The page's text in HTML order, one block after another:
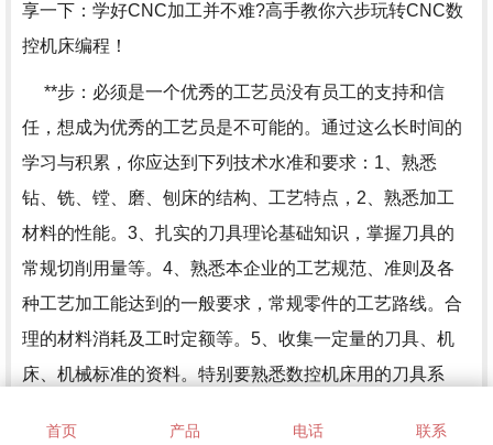
享一下：学好CNC加工并不难?高手教你六步玩转CNC数
控机床编程！
**步：必须是一个优秀的工艺员没有员工的支持和信
任，想成为优秀的工艺员是不可能的。通过这么长时间的
学习与积累，你应达到下列技术水准和要求：1、熟悉
钻、铣、镗、磨、刨床的结构、工艺特点，2、熟悉加工
材料的性能。3、扎实的刀具理论基础知识，掌握刀具的
常规切削用量等。4、熟悉本企业的工艺规范、准则及各
种工艺加工能达到的一般要求，常规零件的工艺路线。合
理的材料消耗及工时定额等。5、收集一定量的刀具、机
床、机械标准的资料。特别要熟悉数控机床用的刀具系
首页 产品 电话 联系